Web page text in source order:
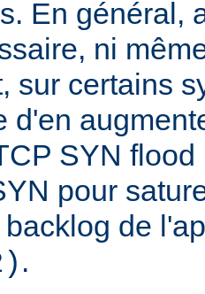
En général,
ni
sur certains
d'en
SYN
pour
de
.